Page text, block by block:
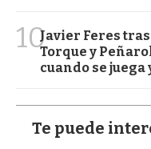
10Javier Feres
Torque y
cuando se juega
Te puede